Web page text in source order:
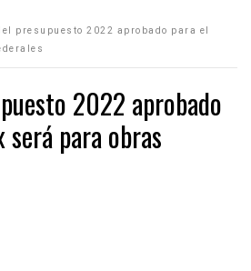
presupuesto 2022 aprobado para el
2022 aprobado
será para obras